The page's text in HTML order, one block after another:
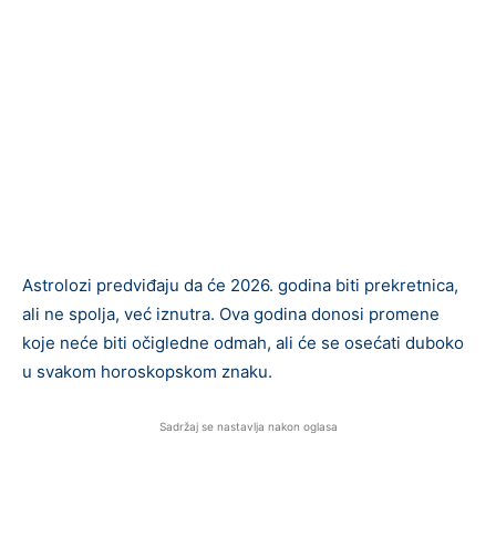
Astrolozi predviđaju da će 2026. godina biti prekretnica,
ali ne spolja, već iznutra. Ova godina donosi promene
koje neće biti očigledne odmah, ali će se osećati duboko
u svakom horoskopskom znaku.
Sadržaj se nastavlja nakon oglasa